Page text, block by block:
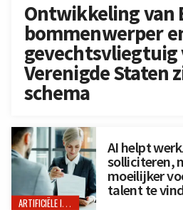
Ontwikkeling van
bommenwerper
gevechtsvliegtuig
Verenigde Staten
schema
ARTIFICIËLE INTELLIGENTIE
AI helpt
solliciteren,
moeilijker
talent te